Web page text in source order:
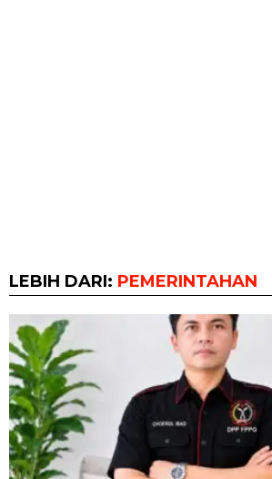
LEBIH DARI: PEMERINTAHAN